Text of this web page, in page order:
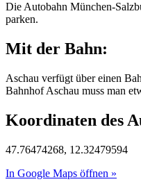
Die Autobahn München-
parken.
Mit der Bahn:
Aschau verfügt über einen
Bahnhof Aschau muss man
Koordinaten des
47.76474268, 12.32479594
In Google Maps öffnen »